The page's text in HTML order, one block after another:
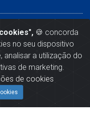
All Rights Reserved.
🍪 concorda
no seu dispositivo
analisar a utilização do
de marketing.
de cookies